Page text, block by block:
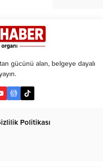
gücünü alan, belgeye dayalı
Politikası